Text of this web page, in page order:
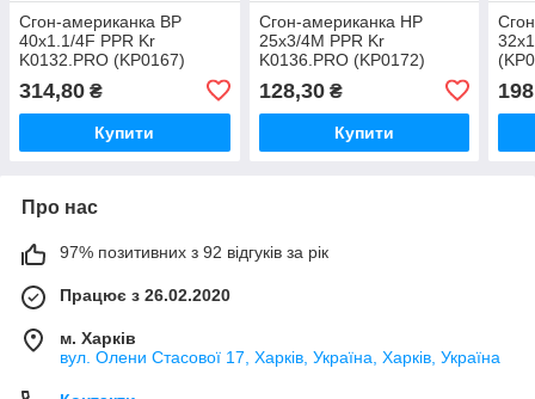
Сгон-американка ВР
40x1.1/4F PPR Kr
K0132.PRO (KP0167)
314,80 ₴
Купити
Сгон-американка НР
25x3/4M PPR Kr
K0136.PRO (KP0172)
128,30₴
Купити
Про нас
97% позитивних з 92 відгуків за рік
Працює з 26.02.2020
м. Харків
вул. Олени Стасової 17, Харків, Україна, Харків, Україна